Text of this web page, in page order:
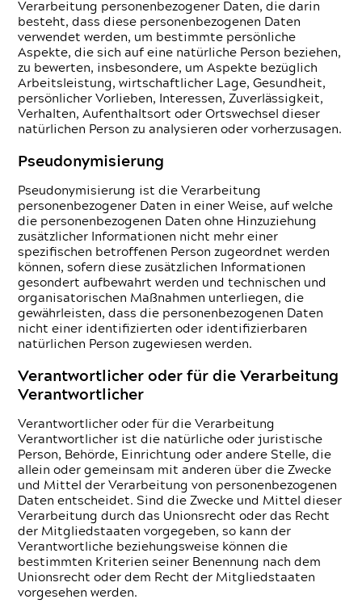
Verarbeitung personenbezogener Daten, die darin
besteht, dass diese personenbezogenen Daten
verwendet werden, um bestimmte persönliche
Aspekte, die sich auf eine natürliche Person beziehen,
zu bewerten, insbesondere, um Aspekte bezüglich
Arbeitsleistung, wirtschaftlicher Lage, Gesundheit,
persönlicher Vorlieben, Interessen, Zuverlässigkeit,
Verhalten, Aufenthaltsort oder Ortswechsel dieser
natürlichen Person zu analysieren oder vorherzusagen.
Pseudonymisierung
Pseudonymisierung ist die Verarbeitung
personenbezogener Daten in einer Weise, auf welche
die personenbezogenen Daten ohne Hinzuziehung
zusätzlicher Informationen nicht mehr einer
spezifischen betroffenen Person zugeordnet werden
können, sofern diese zusätzlichen Informationen
gesondert aufbewahrt werden und technischen und
organisatorischen Maßnahmen unterliegen, die
gewährleisten, dass die personenbezogenen Daten
nicht einer identifizierten oder identifizierbaren
natürlichen Person zugewiesen werden.
Verantwortlicher oder für die Verarbeitung
Verantwortlicher
Verantwortlicher oder für die Verarbeitung
Verantwortlicher ist die natürliche oder juristische
Person, Behörde, Einrichtung oder andere Stelle, die
allein oder gemeinsam mit anderen über die Zwecke
und Mittel der Verarbeitung von personenbezogenen
Daten entscheidet. Sind die Zwecke und Mittel dieser
Verarbeitung durch das Unionsrecht oder das Recht
der Mitgliedstaaten vorgegeben, so kann der
Verantwortliche beziehungsweise können die
bestimmten Kriterien seiner Benennung nach dem
Unionsrecht oder dem Recht der Mitgliedstaaten
vorgesehen werden.